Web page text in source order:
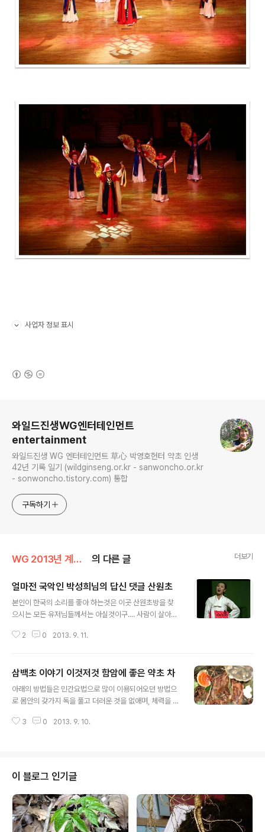
사업자 정보 표시
와일드진생WG엔터테인먼트
entertainment
와일드진생 WG 엔터테인먼트 草心 박영호헌터 약초 인생
42년 기록 일기 (wildginseng.or.kr - sanwoncho.or.kr
- sonwoncho.tistory.com) 통합
구독하기
WG 2013년 계사년 기록 의 다른 글 더보기
얼마전 국악인 박성희님의 답신 댓글 산원초
본인이 한국의 소리를 좋아 하는것은 이곳 산원초방을 찾
으시는 모든 유저님들께서는 아실것이구.... 사람이 살아가
곳 저곳 헤메이다가 좋은 인연이 될듯한 산원과 동갑이신
박성희 님을 소개 합니다.
2 0 2013. 9. 11.
삼백초 이야기 이것저것 함암에 좋은 약초 차
아래의 방법들은 민간요법으로 많이 이용되어오던 방법으
로 몸안의 갖가지 독을 풀고 더러운 것을 없애며, 체력을 크
며, 출혈,기침,복수차는것 등의 여러 부수적인 증상을 치료
야 합니다. 병원의 의사도 오진할때가 있는데 어떻게 평범
한 사람이 자신의 몸과 마음을 알수가 있겠냐고 반문할수
도 있으나... 중요한것은 병의 시작이 나의 몸과 마음에서
발병하기 때문에 의술이 발달하고 약초의 치유력이 뛰어난
다고 해도 결국은 내몸이 병을 치유해야 병에서 해방될수
3 0 2013. 9. 10.
이 블로그 인기글